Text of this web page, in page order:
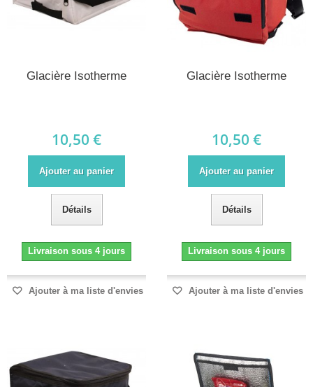
Glacière Isotherme
10,50 €
Ajouter au panier
Détails
Livraison sous 4 jours
Ajouter à ma liste d'envies
Glacière Isotherme
10,50 €
Ajouter au panier
Détails
Livraison sous 4 jours
Ajouter à ma liste d'envies